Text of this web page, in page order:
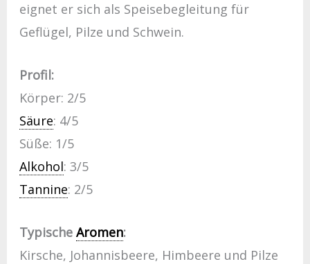
eignet er sich als Speisebegleitung für
Geflügel, Pilze und Schwein.
Profil:
Körper: 2/5
Säure: 4/5
Süße: 1/5
Alkohol: 3/5
Tannine: 2/5
Typische Aromen:
Kirsche, Johannisbeere, Himbeere und Pilze